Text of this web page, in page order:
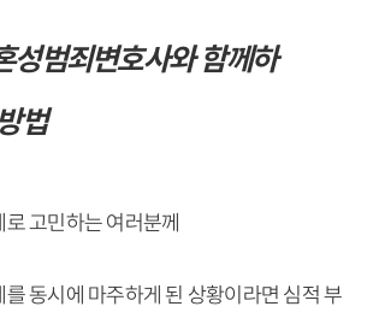
성범죄변호사와 함께하
법
고민하는 여러분께
동시에 마주하게 된 상황이라면 심적 부